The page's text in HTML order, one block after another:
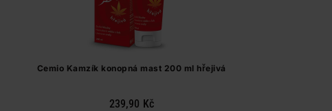
Cemio Kamzík konopná mast 200 ml hřejivá
239,90 Kč